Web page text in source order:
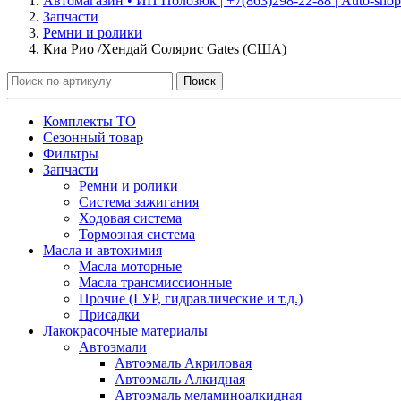
Запчасти
Ремни и ролики
Киа Рио /Хендай Солярис Gates (США)
Поиск
Комплекты ТО
Сезонный товар
Фильтры
Запчасти
Ремни и ролики
Система зажигания
Ходовая система
Тормозная система
Масла и автохимия
Масла моторные
Масла трансмиссионные
Прочие (ГУР, гидравлические и т.д.)
Присадки
Лакокрасочные материалы
Автоэмали
Автоэмаль Акриловая
Автоэмаль Алкидная
Автоэмаль меламиноалкидная